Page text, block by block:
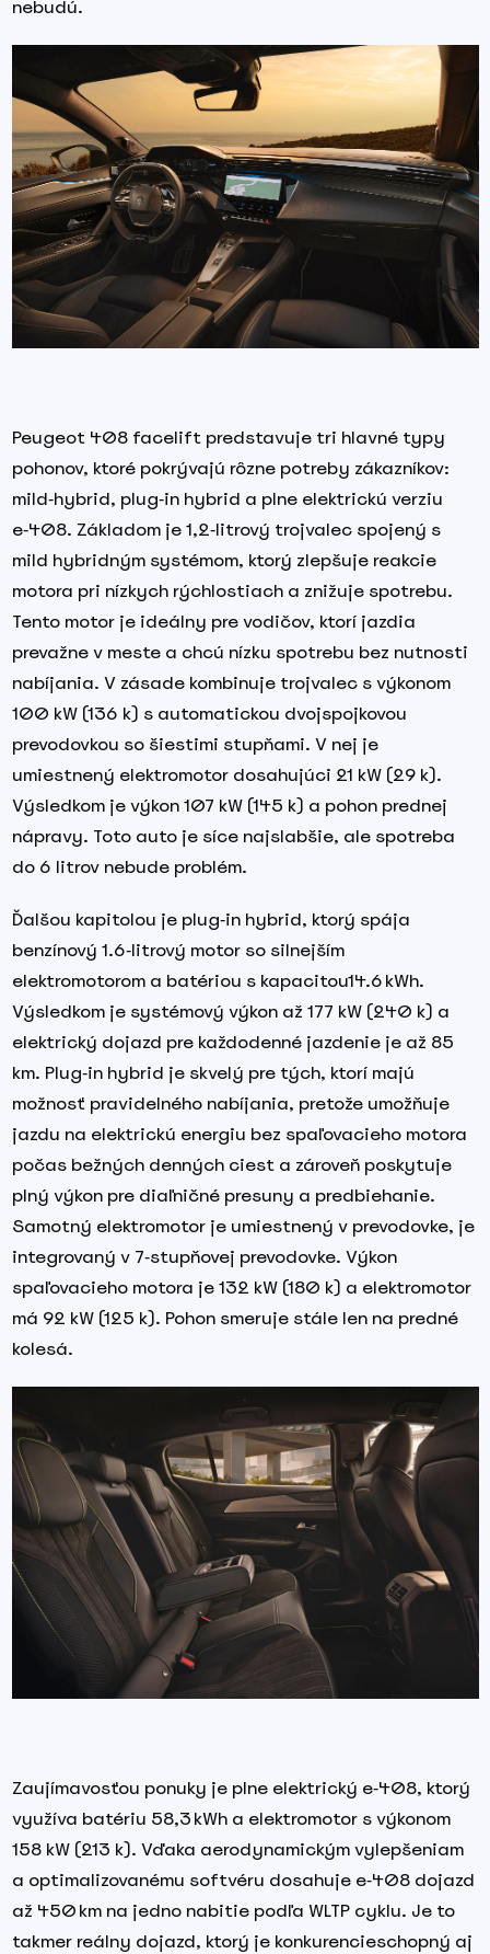
nebudú.
Peugeot 408 facelift predstavuje tri hlavné typy
pohonov, ktoré pokrývajú rôzne potreby zákazníkov:
mild‑hybrid, plug‑in hybrid a plne elektrickú verziu
e‑408. Základom je 1,2‑litrový trojvalec spojený s
mild hybridným systémom, ktorý zlepšuje reakcie
motora pri nízkych rýchlostiach a znižuje spotrebu.
Tento motor je ideálny pre vodičov, ktorí jazdia
prevažne v meste a chcú nízku spotrebu bez nutnosti
nabíjania. V zásade kombinuje trojvalec s výkonom
100 kW (136 k) s automatickou dvojspojkovou
prevodovkou so šiestimi stupňami. V nej je
umiestnený elektromotor dosahujúci 21 kW (29 k).
Výsledkom je výkon 107 kW (145 k) a pohon prednej
nápravy. Toto auto je síce najslabšie, ale spotreba
do 6 litrov nebude problém.
Ďalšou kapitolou je plug‑in hybrid, ktorý spája
benzínový 1.6‑litrový motor so silnejším
elektromotorom a batériou s kapacitou14.6 kWh.
Výsledkom je systémový výkon až 177 kW (240 k) a
elektrický dojazd pre každodenné jazdenie je až 85
km. Plug‑in hybrid je skvelý pre tých, ktorí majú
možnosť pravidelného nabíjania, pretože umožňuje
jazdu na elektrickú energiu bez spaľovacieho motora
počas bežných denných ciest a zároveň poskytuje
plný výkon pre diaľničné presuny a predbiehanie.
Samotný elektromotor je umiestnený v prevodovke, je
integrovaný v 7‑stupňovej prevodovke. Výkon
spaľovacieho motora je 132 kW (180 k) a elektromotor
má 92 kW (125 k). Pohon smeruje stále len na predné
kolesá.
Zaujímavosťou ponuky je plne elektrický e‑408, ktorý
využíva batériu 58,3 kWh a elektromotor s výkonom
158 kW (213 k). Vďaka aerodynamickým vylepšeniam
a optimalizovanému softvéru dosahuje e‑408 dojazd
až 450 km na jedno nabitie podľa WLTP cyklu. Je to
takmer reálny dojazd, ktorý je konkurencieschopný aj